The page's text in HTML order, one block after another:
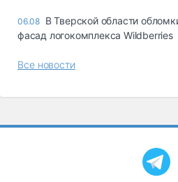
06.08 В Тверской области
фасад логокомплекса Wildberries
Все новости